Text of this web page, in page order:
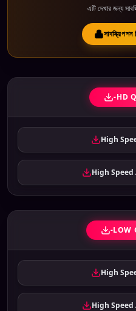
এটি দেখার জন্য
-HD
High
High
-LOW
High
High